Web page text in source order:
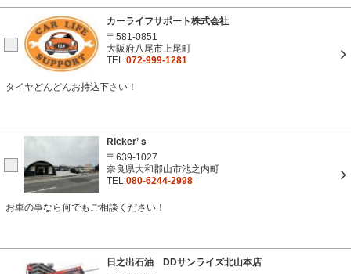
カーライフサポート株式会社
〒581-0851
大阪府八尾市上尾町
TEL:072-999-1281
タイヤどんどんお持込下さい！
Ricker’ｓ
〒639-1027
奈良県大和郡山市池之内町
TEL:080-6244-2998
お車の事なら何でもご相談ください！
日之出石油 DDサンライズ北山本店